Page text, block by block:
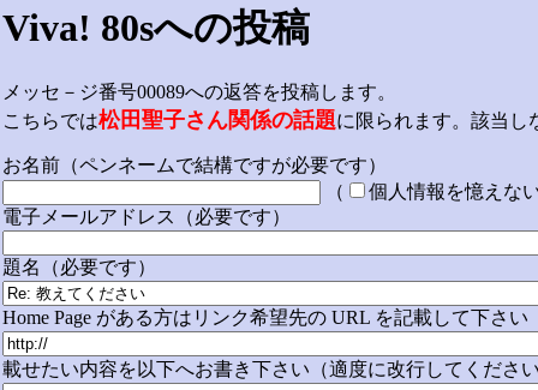
Viva! 80sへの投稿
メッセ－ジ番号00089への返答を投稿します。
こちらでは松田聖子さん関係の話題に限られます。該当し
お名前（ペンネームで結構ですが必要です）
（
個人情報を憶えな
電子メールアドレス（必要です）
題名（必要です）
Home Page がある方はリンク希望先の URL を記載して下さい
載せたい内容を以下へお書き下さい（適度に改行してくださ